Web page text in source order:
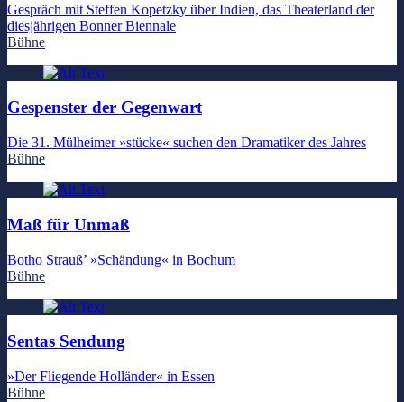
Gespräch mit Steffen Kopetzky über Indien, das Theaterland der
diesjährigen Bonner Biennale
Bühne
Gespenster der Gegenwart
Die 31. Mülheimer »stücke« suchen den Dramatiker des Jahres
Bühne
Maß für Unmaß
Botho Strauß’ »Schändung« in Bochum
Bühne
Sentas Sendung
»Der Fliegende Holländer« in Essen
Bühne